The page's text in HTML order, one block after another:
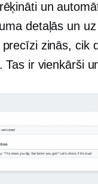
un
detaļās un uz
zinās, cik
Tas ir vienkārši